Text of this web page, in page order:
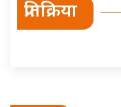
प्रतिक्रिया